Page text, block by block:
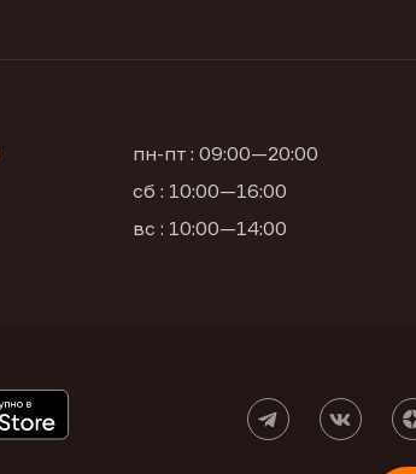
пн-пт : 09:00—20:00
сб : 10:00—16:00
вс : 10:00—14:00